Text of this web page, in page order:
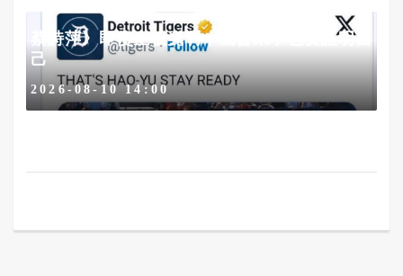
蔡詩萍》即使坐板凳啊，機會來了也要證明自
己
2026-08-10 14:00